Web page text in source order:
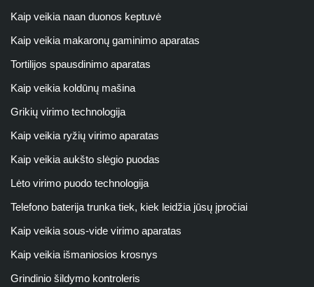
Kaip veikia naan duonos keptuvė
Kaip veikia makaronų gaminimo aparatas
Tortilijos spausdinimo aparatas
Kaip veikia koldūnų mašina
Grikių virimo technologija
Kaip veikia ryžių virimo aparatas
Kaip veikia aukšto slėgio puodas
Lėto virimo puodo technologija
Telefono baterija trunka tiek, kiek leidžia jūsų įpročiai
Kaip veikia sous-vide virimo aparatas
Kaip veikia išmaniosios krosnys
Grindinio šildymo kontroleris